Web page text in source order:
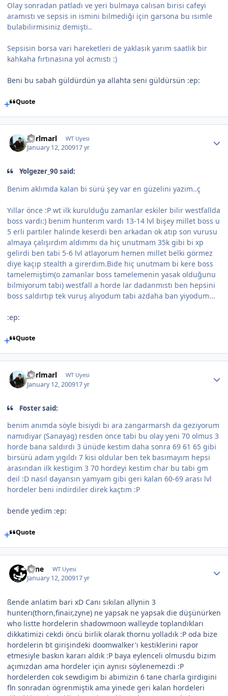
Olay sonradan patladı ve yeri bulmaya calısan birisi cafeyi
aramıstı ve sepsis in ismini bilmediği için garsona bu ısımle
bulabilirmisiniz demişti..
Sepsisin borsa vari hareketleri de yaklasık yarım saatlik bir
kahkaha fırtınasına yol acmıstı :)
Beni bu sabah güldürdün ya allahta seni güldürsün :ep:
Quote
parlmarl WT Uyesi
January 12, 200917 yr
Yolgezer_90 said:
Benim aklımda kalan bi sürü şey var en güzelini yazim..ç
Yıllar önce :P wt ilk kurulduğu zamanlar eskiler bilir westfallda
boss vardı:) benim hunterım vardı 13-14 lvl bişey millet boss u
5 erli partiler halinde keserdi ben arkadan ok atıp son vurusu
almaya çalışırdım aldımmı da hiç unutmam 35k gibi bi xp
gelirdi ben tabi 5-6 lvl atlayorum hemen millet belki görmez
diye kaçıp stealth a girerdim.Bide hiç unutmam bi kere boss
tamelemiştim(o zamanlar boss tamelemenin yasak olduğunu
bilmiyorum tabi) westfall a horde lar dadanmıstı ben hepsini
boss saldırtıp tek vuruş alıyodum tabi azdaha ban yiyodum...
:ep:
Quote
parlmarl WT Uyesi
January 12, 200917 yr
Foster said:
benim anımda söyle bisiydi bi ara zangarmarsh da geziyorum
namıdiyar (Sanayag) resden önce tabi bu olay yeni 70 olmus 3
horde bana saldırdı 3 ünüde kestim daha sonra 69 61 65 gibi
birsürü adam yıgıldı 7 kisi oldular ben tek basımayım hepsi
arasından ilk kestigim 3 70 hordeyi kestim char bu tabi gm
deil :D nasıl dayansın yamyam gibi geri kalan 60-69 arası lvl
hordeler beni indirdiler direk kaçtım :P
bende yedim :ep:
Quote
Zyne WT Uyesi
January 12, 200917 yr
ßende anlatim bari xD Canı sıkılan allynin 3
hunterı(thorn,finair,zyne) ne yapsak ne yapsak die düşünürken
who listte hordelerin shadowmoon walleyde toplandıkları
dikkatimizi cekdi öncü birlik olarak thornu yolladık :P oda bize
hordelerin bt girişindeki doomwalker'ı kestiklerini rapor
etmesiyle baskın kararı aldık :P baya eylenceli olmusdu bizim
açımızdan ama hordeler için aynısı söylenemezdi :P
hordelerden cok sewdigim bi abimizin 6 tane charla girdigini
fln sonradan ögrenmiştik ama yinede geri kalan hordeleri